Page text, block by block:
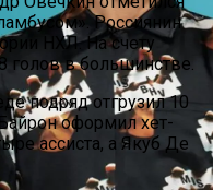
Тушения
Двое Военных
Россиянин
НХЛ. На счету
голов в большинстве.
подряд отгрузил 10
оформил хет-
ассиста, а Якуб Де